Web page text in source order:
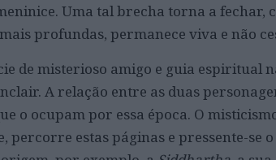
Uma tal brecha torna a fechar,
profundas, permanece viva e não
de misterioso amigo e guia espiritual
A relação entre as duas
o ocupam por essa época. O
percorre estas páginas e pressente-se